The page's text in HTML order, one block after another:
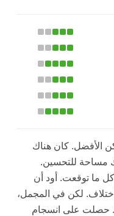
الأفضل. كان هناك
مساحة للتحسين.
ما توقعت. أود أن
لكن في المجمل،
حصلت على انسجام